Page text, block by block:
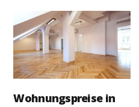
Wohnungspreise in